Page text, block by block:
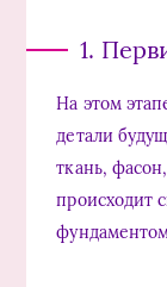
1.
На этом
детали
ткань,
происходит